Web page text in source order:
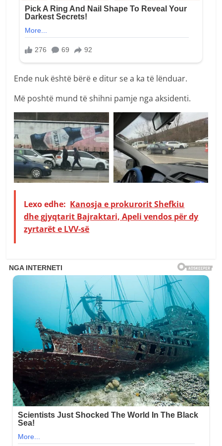
Ende nuk është bërë e ditur se a ka të lënduar.
Më poshtë mund të shihni pamje nga aksidenti.
Lexo edhe: Kanosja e prokurorit Shefkiu
dhe gjyqtarit Bajraktari, Apeli vendos për dy
zyrtarët e LVV-së